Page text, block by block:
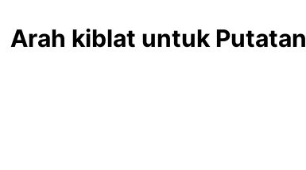
Arah kiblat untuk Putatan